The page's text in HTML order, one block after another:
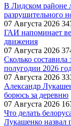
В Лидском районе
разрушительного
07 Августа 2026
ГАИ напоминает
движения
07 Августа 2026
Сколько
полугодии 2026
07 Августа 2026
Александр
борюсь за деревню
07 Августа 2026
Что делать
Лукашенко назвал